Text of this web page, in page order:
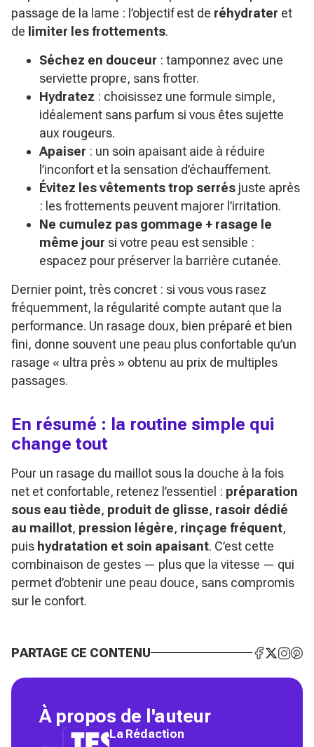
passage de la lame : l’objectif est de réhydrater et
de limiter les frottements.
Séchez en douceur : tamponnez avec une
serviette propre, sans frotter.
Hydratez : choisissez une formule simple,
idéalement sans parfum si vous êtes sujette
aux rougeurs.
Apaiser : un soin apaisant aide à réduire
l’inconfort et la sensation d’échauffement.
Évitez les vêtements trop serrés juste après
: les frottements peuvent majorer l’irritation.
Ne cumulez pas gommage + rasage le
même jour si votre peau est sensible :
espacez pour préserver la barrière cutanée.
Dernier point, très concret : si vous vous rasez
fréquemment, la régularité compte autant que la
performance. Un rasage doux, bien préparé et bien
fini, donne souvent une peau plus confortable qu’un
rasage « ultra près » obtenu au prix de multiples
passages.
En résumé : la routine simple qui
change tout
Pour un rasage du maillot sous la douche à la fois
net et confortable, retenez l’essentiel : préparation
sous eau tiède, produit de glisse, rasoir dédié
au maillot, pression légère, rinçage fréquent,
puis hydratation et soin apaisant. C’est cette
combinaison de gestes — plus que la vitesse — qui
permet d’obtenir une peau douce, sans compromis
sur le confort.
PARTAGE CE CONTENU
À propos de l'auteur
La Rédaction